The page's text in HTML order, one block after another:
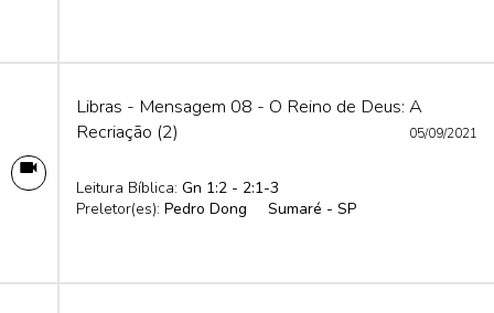
Libras - Mensagem 08 - O Reino de Deus: A
Recriação (2)
05/09/2021
Leitura Bíblica: Gn 1:2 - 2:1-3
Preletor(es): Pedro Dong Sumaré - SP